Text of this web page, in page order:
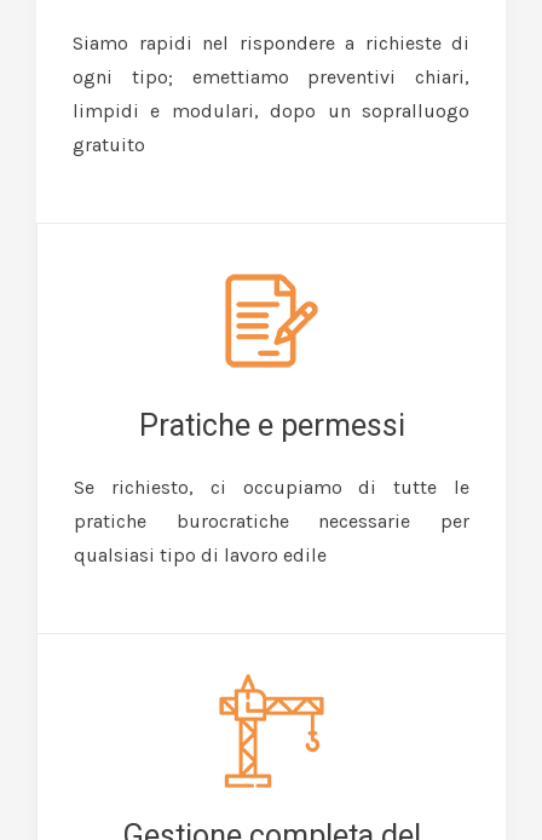
Siamo rapidi nel rispondere a richieste di
ogni tipo; emettiamo preventivi chiari,
limpidi e modulari, dopo un sopralluogo
gratuito
Pratiche e permessi
Se richiesto, ci occupiamo di tutte le
pratiche burocratiche necessarie per
qualsiasi tipo di lavoro edile